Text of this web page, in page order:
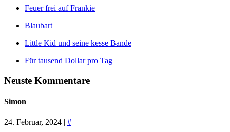
Feuer frei auf Frankie
Blaubart
Little Kid und seine kesse Bande
Für tausend Dollar pro Tag
Neuste Kommentare
Simon
24. Februar, 2024 | #